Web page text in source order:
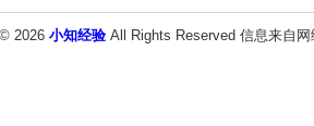
2026 小知经验All Rights Reserved 信息来自